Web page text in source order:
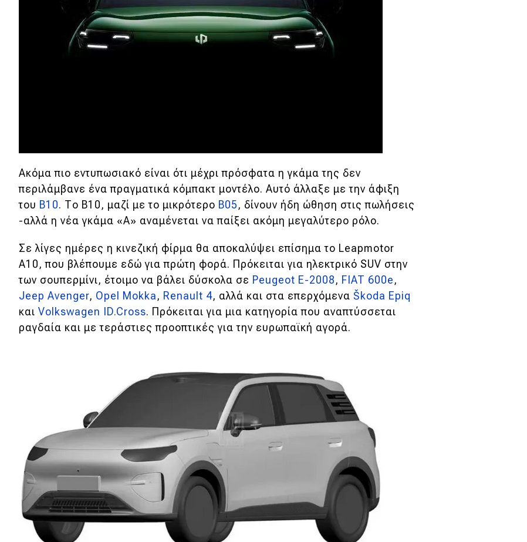
Formula 1
Τεχνολογία
Mobility
Σταθμοί φόρτισης
Classic
Νέα
Παρουσιάσεις
Μεταχειρισμένο
Οδηγός αγοράς
Συμβουλές
Χρηστικά
Συμβουλές
Ακόμα πιο εντυπωσιακό είναι ότι μέχρι πρόσφατα η γκάμα της δεν
περιλάμβανε ένα πραγματικά κόμπακτ μοντέλο. Αυτό άλλαξε με την άφιξη
του B10. Το B10, μαζί με το μικρότερο B05, δίνουν ήδη ώθηση στις πωλήσεις
-αλλά η νέα γκάμα «A» αναμένεται να παίξει ακόμη μεγαλύτερο ρόλο.
Σε λίγες ημέρες η κινεζική φίρμα θα αποκαλύψει επίσημα το Leapmotor
A10, που βλέπουμε εδώ για πρώτη φορά. Πρόκειται για ηλεκτρικό SUV στην
των σουπερμίνι, έτοιμο να βάλει δύσκολα σε Peugeot E-2008, FIAT 600e,
Jeep Avenger, Opel Mokka, Renault 4, αλλά και στα επερχόμενα Škoda Epiq
και Volkswagen ID.Cross. Πρόκειται για μια κατηγορία που αναπτύσσεται
ραγδαία και με τεράστιες προοπτικές για την ευρωπαϊκή αγορά.